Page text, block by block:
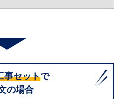
事セットで
の場合